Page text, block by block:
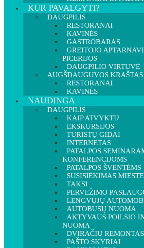
KUR PAVALGYTI?
DAUGPILIS
RESTORANAI
KAVINĖS
GASTROBARAS
GREITOJO
PICERIJOS
DAUGPILIO VIRTUVĖ
AUGŠDAUGUVOS KRAŠTAS
RESTORANAI
KAVINĖS
NAUDINGA
DAUGPILIS
KAIP ATVYKTI?
EKSKURSIJOS
TURISTŲ GIDAI
INTERNETAS
PATALPOS
KONFERENCIJOMS
PATALPOS ŠVENTĖMS
SUSISIEKIMAS MIESTE
TAKSI
PERVEŽIMO
LENGVŲJŲ
AUTOBUSŲ NUOMA
AKTYVAUS POILSIO
NUOMA
DVIRAČIŲ REMONTAS
PAŠTO SKYRIAI